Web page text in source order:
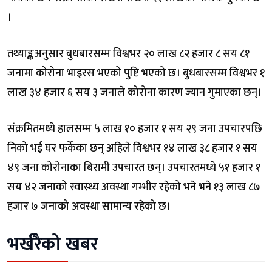
।
तथ्याङ्कअनुसार बुधबारसम्म विश्वभर २० लाख ८२ हजार ८ सय ८१
जनामा कोरोना भाइरस भएको पुष्टि भएको छ। बुधबारसम्म विश्वभर १
लाख ३४ हजार ६ सय ३ जनाले कोरोना कारण ज्यान गुमाएका छन्।
संक्रमितमध्ये हालसम्म ५ लाख १० हजार १ सय २९ जना उपचारपछि
निको भई घर फर्केका छन् अहिले विश्वभर १४ लाख ३८ हजार १ सय
४९ जना कोरोनाका बिरामी उपचारत छन्। उपचारतमध्ये ५१ हजार १
सय ४२ जनाको स्वास्थ्य अवस्था गम्भीर रहेको भने भने १३ लाख ८७
हजार ७ जनाको अवस्था सामान्य रहेको छ।
भर्खरैको खबर